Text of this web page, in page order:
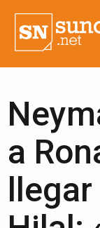
a